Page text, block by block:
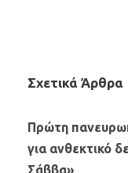
Σχετικά Άρθρα
Πρώτη
για ανθεκτικό